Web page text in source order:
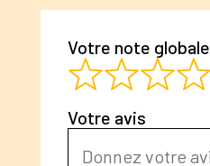
Votre note globale
Votre avis